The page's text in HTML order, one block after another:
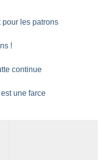
pour les patrons
!
continue
est une farce